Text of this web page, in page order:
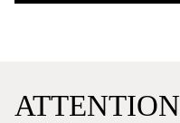
ATTENTION